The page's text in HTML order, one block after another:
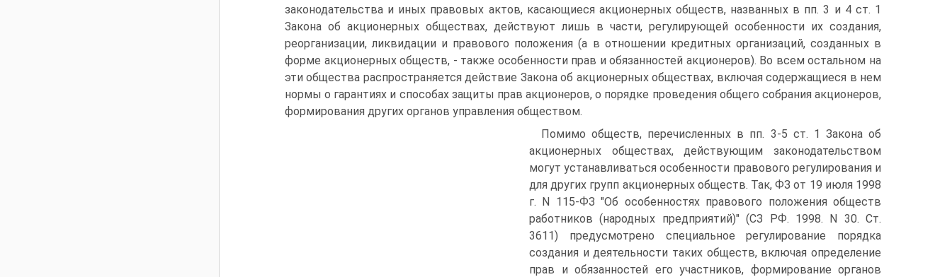
законодательства и иных правовых актов, касающиеся акционерных обществ, названных в пп. 3 и 4 ст. 1
Закона об акционерных обществах, действуют лишь в части, регулирующей особенности их создания,
реорганизации, ликвидации и правового положения (а в отношении кредитных организаций, созданных в
форме акционерных обществ, - также особенности прав и обязанностей акционеров). Во всем остальном на
эти общества распространяется действие Закона об акционерных обществах, включая содержащиеся в нем
нормы о гарантиях и способах защиты прав акционеров, о порядке проведения общего собрания акционеров,
формирования других органов управления обществом.
Помимо обществ, перечисленных в пп. 3-5 ст. 1 Закона об
акционерных обществах, действующим законодательством
могут устанавливаться особенности правового регулирования и
для других групп акционерных обществ. Так, ФЗ от 19 июля 1998
г. N 115-ФЗ "Об особенностях правового положения обществ
работников (народных предприятий)" (СЗ РФ. 1998. N 30. Ст.
3611) предусмотрено специальное регулирование порядка
создания и деятельности таких обществ, включая определение
прав и обязанностей его участников, формирование органов